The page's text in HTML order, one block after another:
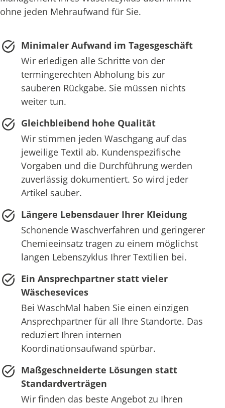
ohne jeden Mehraufwand für Sie.
Minimaler Aufwand im Tagesgeschäft
Wir erledigen alle Schritte von der
termingerechten Abholung bis zur
sauberen Rückgabe. Sie müssen nichts
weiter tun.
Gleichbleibend hohe Qualität
Wir stimmen jeden Waschgang auf das
jeweilige Textil ab. Kundenspezifische
Vorgaben und die Durchführung werden
zuverlässig dokumentiert. So wird jeder
Artikel sauber.
Längere Lebensdauer Ihrer Kleidung
Schonende Waschverfahren und geringerer
Chemieeinsatz tragen zu einem möglichst
langen Lebenszyklus Ihrer Textilien bei.
Ein Ansprechpartner statt vieler
Wäschesevices
Bei WaschMal haben Sie einen einzigen
Ansprechpartner für all Ihre Standorte. Das
reduziert Ihren internen
Koordinationsaufwand spürbar.
Maßgeschneiderte Lösungen statt
Standardverträgen
Wir finden das beste Angebot zu Ihren